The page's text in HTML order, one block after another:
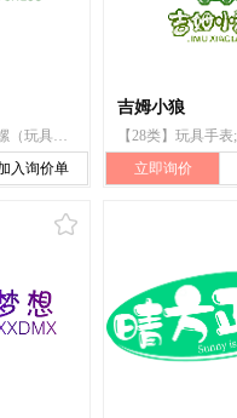
【28类】游戏机;陀螺（玩具）;国际象棋;羽毛球;锻炼身体器械;滑雪板;拳击手套;圣诞树架;钓鱼用具;遥控玩具汽车
入询价单
吉姆小狼
立即询价